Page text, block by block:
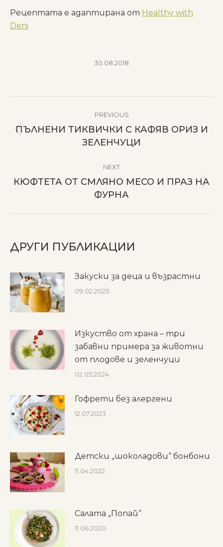
Рецептата е адаптирана от Healthy with
Deni
30.08.2018
NAVIGATIONPREVIOUS
Previous
post:
ПЪЛНЕНИ ТИКВИЧКИ С КАФЯВ ОРИЗ И
ЗЕЛЕНЧУЦИ
NEXT
Next
post:
КЮФТЕТА ОТ СМЛЯНО МЕСО И ПРАЗ НА
ФУРНА
ДРУГИ ПУБЛИКАЦИИ
Закуски за деца и възрастни
09.02.2025
Изкуство от храна – три
забавни примера за животни
от плодове и зеленчуци
02.05.2024
Гофрети без алергени
12.07.2023
Детски „шоколадови“ бонбони
11.04.2022
Салата „Попай“
11.06.2020